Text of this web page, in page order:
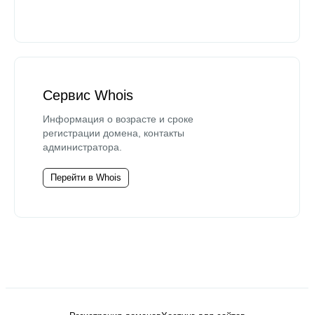
Сервис Whois
Информация о возрасте и сроке
регистрации домена, контакты
администратора.
Перейти в Whois